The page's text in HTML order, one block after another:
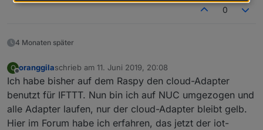
0
4 Monaten später
O
Offline
oranggilaschrieb am 11. Juni 2019, 20:08
zuletzt editiert von
Ich habe bisher auf dem Raspy den cloud-Adapter
benutzt für IFTTT. Nun bin ich auf NUC umgezogen und
alle Adapter laufen, nur der cloud-Adapter bleibt gelb.
Hier im Forum habe ich erfahren, das jetzt der iot-